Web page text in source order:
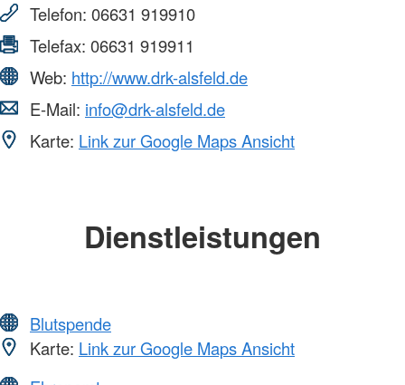
Telefon: 06631 919910
Telefax: 06631 919911
Web: http://www.drk-alsfeld.de
E-Mail: info@drk-alsfeld.de
Karte: Link zur Google Maps Ansicht
Dienstleistungen
Blutspende
Karte: Link zur Google Maps Ansicht